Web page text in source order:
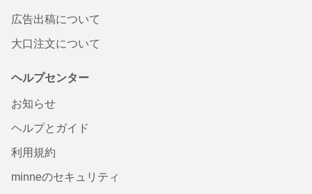
広告出稿について
大口注文について
ヘルプセンター
お知らせ
ヘルプとガイド
利用規約
minneのセキュリティ